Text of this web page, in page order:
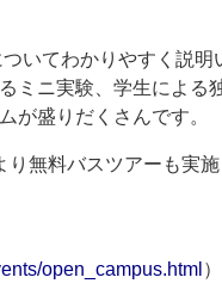
いてわかりやすく説明
ミニ実験、学生による
が盛りだくさんです。
無料バスツアーも実
open_campus.html